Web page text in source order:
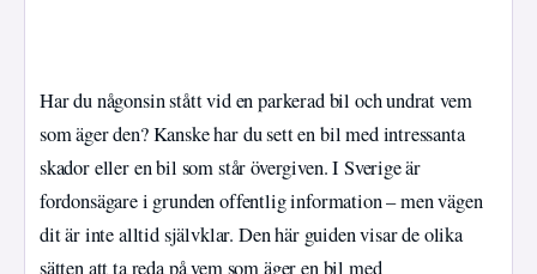
Har du någonsin stått vid en parkerad bil och undrat vem
som äger den? Kanske har du sett en bil med intressanta
skador eller en bil som står övergiven. I Sverige är
fordonsägare i grunden offentlig information – men vägen
dit är inte alltid självklar. Den här guiden visar de olika
sätten att ta reda på vem som äger en bil med